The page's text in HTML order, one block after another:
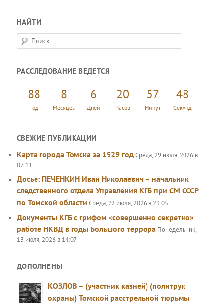
НАЙТИ
П
о
с
РАССЛЕДОВАНИЕ ВЕДЕТСЯ
88
Год
8
Месяцев
6
Дней
20
Часов
57
Минут
48
Секунд
СВЕЖИЕ ПУБЛИКАЦИИ
Карта города Томска за 1929 годСреда, 29 июля, 2026 в
07:11
Досье: ПЕЧЕНКИН Иван Николаевич – начальник
следственного отдела Управления КГБ при СМ СССР
по Томской области Среда, 22 июля, 2026 в 23:05
Документы КГБ с грифом «совершенно секретно»
работе НКВД в годы Большого террора Понедельник,
13 июля, 2026 в 14:07
ДОПОЛНЕНЫ
КОЗЛОВ – (участник казней) (политрук
охраны) Томской расстрельной тюрьмы